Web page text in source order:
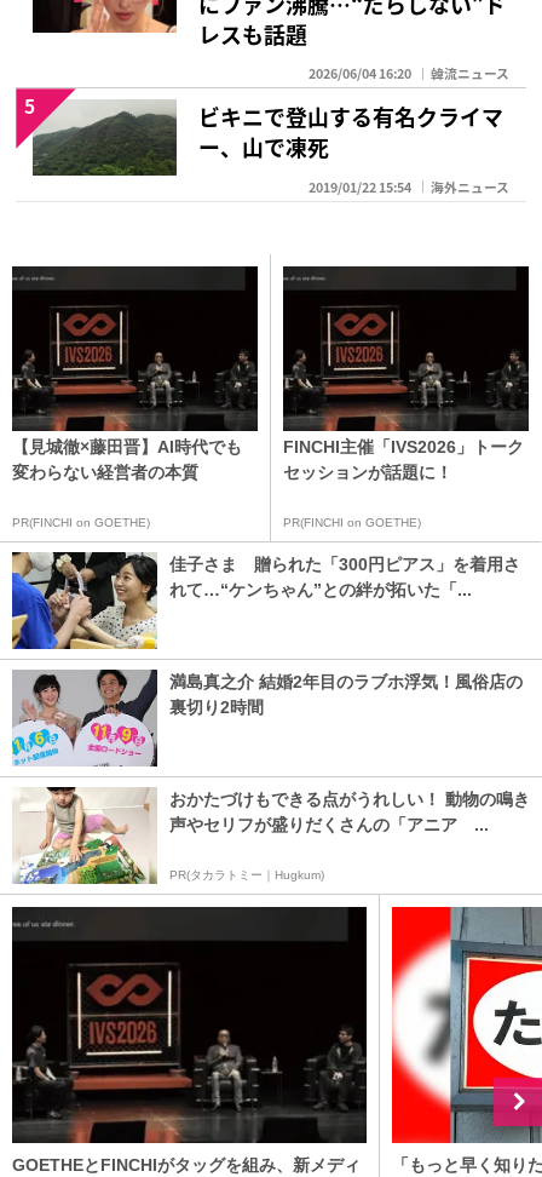
レスも話題
2026/06/04 16:20 韓流ニュース
ビキニで登山する有名クライマ
ー、山で凍死
2019/01/22 15:54 海外ニュース
5
【見城徹×藤田晋】AI時代でも
変わらない経営者の本質
PR(FINCHI on GOETHE)
FINCHI主催「IVS2026」トーク
セッションが話題に！
PR(FINCHI on GOETHE)
佳子さま 贈られた「300円ピアス」を着用さ
れて…“ケンちゃん”との絆が拓いた「...
満島真之介 結婚2年目のラブホ浮気！風俗店の
裏切り2時間
おかたづけもできる点がうれしい！ 動物の鳴き
声やセリフが盛りだくさんの「アニア ...
PR(タカラトミー｜Hugkum)
GOETHEとFINCHIがタッグを組み、新メディ
「もっと早く知